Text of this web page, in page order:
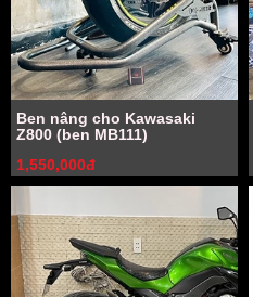
Ben nâng cho Kawasaki
Z800 (ben MB111)
1,550,000đ